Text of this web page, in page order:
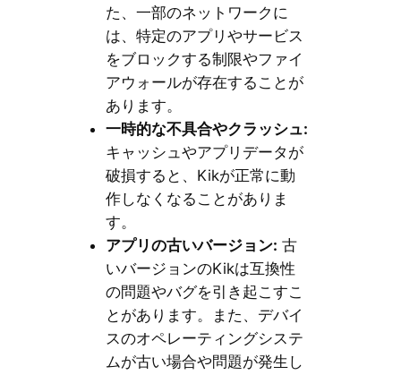
た、一部のネットワークに
は、特定のアプリやサービス
をブロックする制限やファイ
アウォールが存在することが
あります。
一時的な不具合やクラッシュ:
キャッシュやアプリデータが
破損すると、Kikが正常に動
作しなくなることがありま
す。
アプリの古いバージョン: 古
いバージョンのKikは互換性
の問題やバグを引き起こすこ
とがあります。また、デバイ
スのオペレーティングシステ
ムが古い場合や問題が発生し